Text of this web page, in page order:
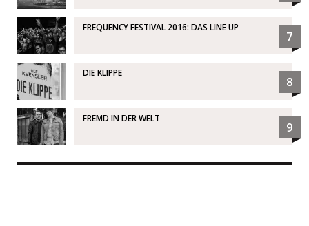
FREQUENCY FESTIVAL 2016: DAS LINE UP
7
DIE KLIPPE
8
FREMD IN DER WELT
9